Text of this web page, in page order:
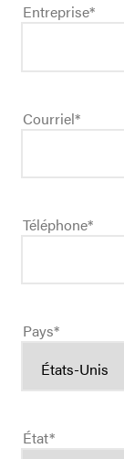
Entreprise*
Courriel*
Téléphone*
Pays*
État*